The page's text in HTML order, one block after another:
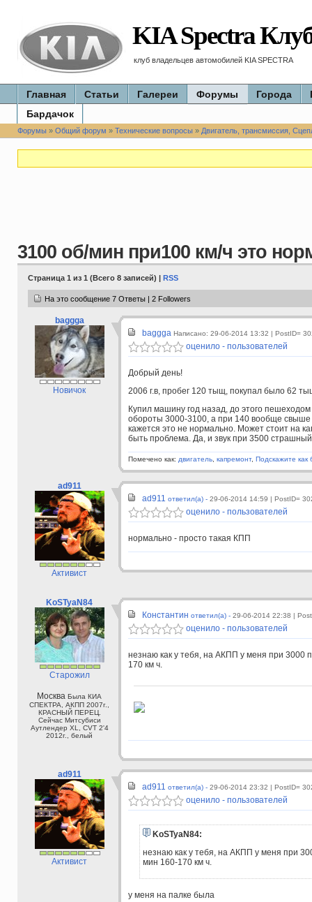
KIA Spectra
клуб владельцев автомобилей KIA SPECTRA
Главная Статьи Галереи Форумы Города
Бардачок
Форумы» Общий форум » Технические вопросы» Двигатель, трансмиссия,
3100 об/мин при100 км/ч это
Страница 1 из 1 (Всего 8 записей) | RSS
На это сообщение 7 Ответы | 2 Followers
baggga
Новичок
baggga Написано: 29-06-2014 13:32 | PostID=
оценило - пользователей
Добрый день!
2006 г.в, пробег 120 тыщ, покупал было 62
Купил машину год назад, до этого
обороты 3000-3100, а при 140 вообще
кажется это не нормально. Может стоит на
быть проблема. Да, и звук при 3500
Помечено как: двигатель, капремонт, Подскажите как
ad911
Активист
ad911 ответил(а) - 29-06-2014 14:59 | PostID=
оценило - пользователей
нормально - просто такая КПП
KoSTyaN84
Старожил
Москва Была КИА
СПЕКТРА, АКПП 2007г.,
КРАСНЫЙ ПЕРЕЦ.
Сейчас Митсубиси
Аутлендер XL, CVT 2'4
2012г., белый
Константин ответил(а) - 29-06-2014 22:38 |
оценило - пользователей
незнаю как у тебя, на АКПП у меня при 3000
170 км ч.
ad911
Активист
ad911 ответил(а) - 29-06-2014 23:32 | PostID=
оценило - пользователей
KoSTyaN84:
незнаю как у тебя, на АКПП у меня при
мин 160-170 км ч.
у меня на палке была